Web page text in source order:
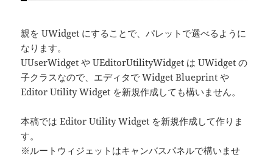
親を UWidget にすることで、パレットで選べるように
なります。
UUserWidget や UEditorUtilityWidget は UWidget の
子クラスなので、エディタで Widget Blueprint や
Editor Utility Widget を新規作成しても構いません。
本稿では Editor Utility Widget を新規作成して作りま
す。
※ルートウィジェットはキャンバスパネルで構いませ